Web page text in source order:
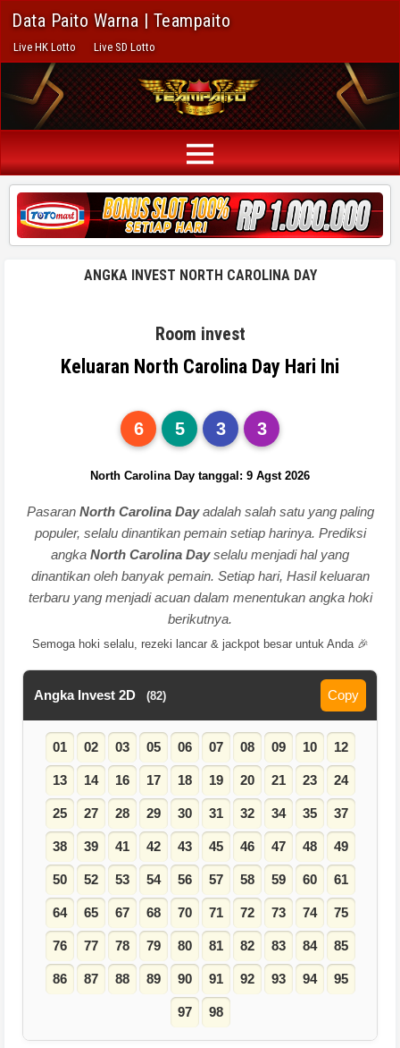
Data Paito Warna | Teampaito
Live HK Lotto Live SD Lotto
ANGKA INVEST NORTH CAROLINA DAY
Room invest
Keluaran North Carolina Day Hari Ini
6 5 3 3
North Carolina Day tanggal: 9 Agst 2026
Pasaran North Carolina Dayadalah salah satu yang paling
populer, selalu dinantikan pemain setiap harinya. Prediksi
angka North Carolina Dayselalu menjadi hal yang
dinantikan oleh banyak pemain. Setiap hari, Hasil keluaran
terbaru yang menjadi acuan dalam menentukan angka hoki
berikutnya.
Semoga hoki selalu, rezeki lancar & jackpot besar untuk Anda 🎉
Angka Invest 2D (82) Copy
01 02 03 05 06 07 08 09 10 12
13 14 16 17 18 19 20 21 23 24
25 27 28 29 30 31 32 34 35 37
38 39 41 42 43 45 46 47 48 49
50 52 53 54 56 57 58 59 60 61
64 65 67 68 70 71 72 73 74 75
76 77 78 79 80 81 82 83 84 85
86 87 88 89 90 91 92 93 94 95
97 98